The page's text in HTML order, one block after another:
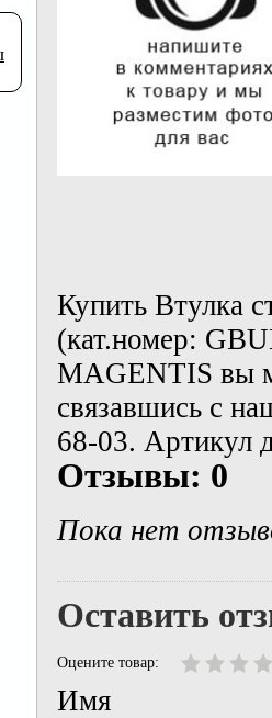
Купить Втулка
(кат.номер:
MAGENTIS вы
связавшись с
68-03. Артикул
Отзывы: 0
Пока нет
Оставить
Оцените товар:
Имя